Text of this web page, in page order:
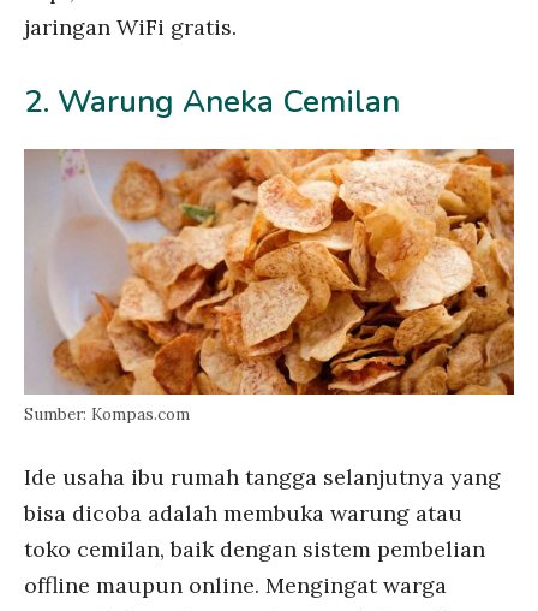
jaringan WiFi gratis.
2. Warung Aneka Cemilan
Sumber: Kompas.com
Ide usaha ibu rumah tangga selanjutnya yang
bisa dicoba adalah membuka warung atau
toko cemilan, baik dengan sistem pembelian
offline maupun online. Mengingat warga